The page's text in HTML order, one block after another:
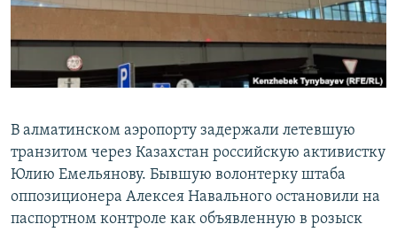
В алматинском аэропорту задержали летевшую
транзитом через Казахстан российскую активистку
Юлию Емельянову. Бывшую волонтерку штаба
оппозиционера Алексея Навального остановили на
паспортном контроле как объявленную в розыск